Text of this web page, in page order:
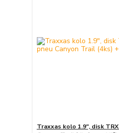
Traxxas kolo 1.9", disk